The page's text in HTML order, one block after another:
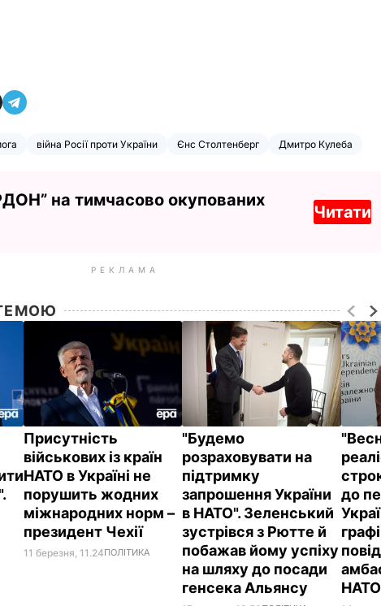
війна Росії проти України Єнс Столтенберг Дмитро Кулеба
на тимчасово окупованих
Читати
РЕКЛАМА
Присутність
військових із країн
НАТО в Україні не
порушить жодних
міжнародних норм –
президент Чехії
11 березня, 11.24ПОЛІТИКА
"Будемо
розраховувати на
підтримку
запрошення України
в НАТО". Зеленський
зустрівся з Рютте й
побажав йому успіху
на шляху до посади
генсека Альянсу
до
НАТО